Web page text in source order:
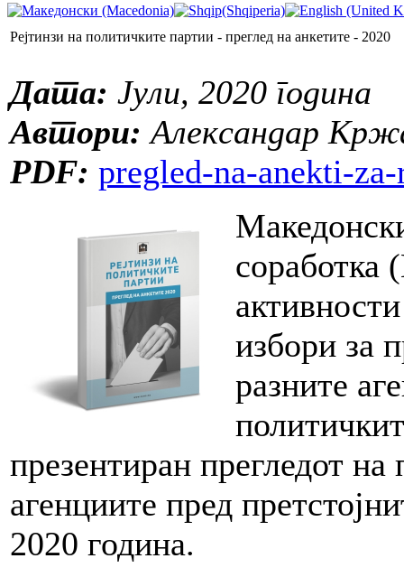
Рејтинзи на политичките партии - преглед на анкетите - 2020
Дата: Јули, 2020 година
Автори: Александар
PDF: pregled-na-anekti-
избори за
разните
презентиран прегледот на
агенциите пред
2020 година.